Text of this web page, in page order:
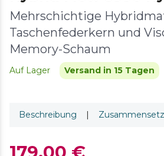
Mehrschichtige
Taschenfederkern und
Memory-Schaum
Auf Lager Versand in 15 Tagen
Beschreibung |